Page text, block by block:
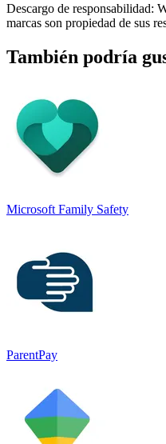
Descargo de responsabilidad:
marcas son propiedad de sus
También podría
Microsoft Family Safety
ParentPay